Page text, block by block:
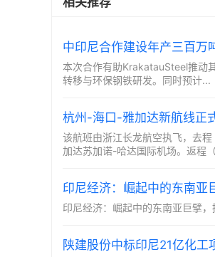
中印尼合作建设年产三百万
本次合作有助KrakatauSteel推动
转移与环保钢铁研发。同时预计...
杭州-海口-雅加达新航线正
该航班由浙江长龙航空执飞，去
加达苏加诺-哈达国际机场。返程
印尼经济：崛起中的东南亚
印尼经济：崛起中的东南亚巨擘
陕建股份中标印尼21亿化